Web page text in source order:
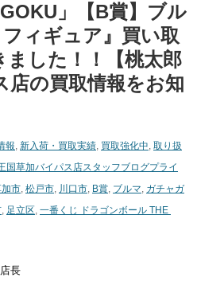
」【B賞】ブル
ィギュア』買い取
ました！！【桃太郎
店の買取情報をお知
報, 新入荷・買取実績, 買取強化中, 取り扱
国草加バイパス店スタッフブログプライ
市, 松戸市, 川口市, B賞, ブルマ, ガチャガ
, 足立区, 一番くじ ​ドラゴンボール ​THE ​
長